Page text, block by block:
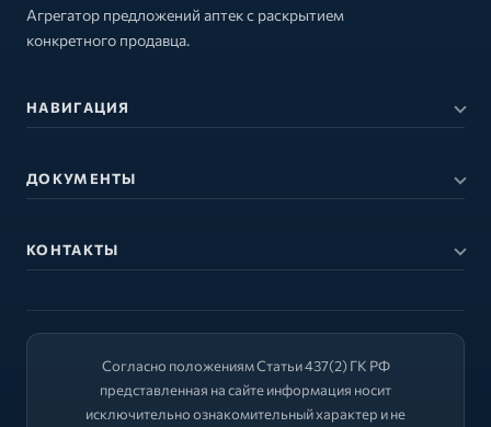
Агрегатор предложений аптек с раскрытием
конкретного продавца.
НАВИГАЦИЯ
ДОКУМЕНТЫ
КОНТАКТЫ
Согласно положениям Статьи 437(2) ГК РФ
представленная на сайте информация носит
исключительно ознакомительный характер и не